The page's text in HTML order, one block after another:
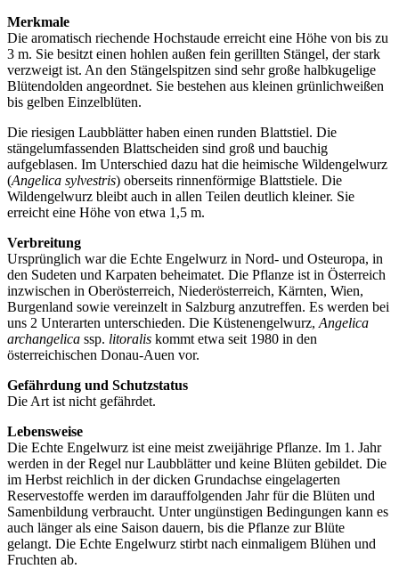
Merkmale
Die aromatisch riechende Hochstaude erreicht eine Höhe von bis zu
3 m. Sie besitzt einen hohlen außen fein gerillten Stängel, der stark
verzweigt ist. An den Stängelspitzen sind sehr große halbkugelige
Blütendolden angeordnet. Sie bestehen aus kleinen grünlichweißen
bis gelben Einzelblüten.
Die riesigen Laubblätter haben einen runden Blattstiel. Die
stängelumfassenden Blattscheiden sind groß und bauchig
aufgeblasen. Im Unterschied dazu hat die heimische Wildengelwurz
(Angelica sylvestris) oberseits rinnenförmige Blattstiele. Die
Wildengelwurz bleibt auch in allen Teilen deutlich kleiner. Sie
erreicht eine Höhe von etwa 1,5 m.
Verbreitung
Ursprünglich war die Echte Engelwurz in Nord- und Osteuropa, in
den Sudeten und Karpaten beheimatet. Die Pflanze ist in Österreich
inzwischen in Oberösterreich, Niederösterreich, Kärnten, Wien,
Burgenland sowie vereinzelt in Salzburg anzutreffen. Es werden bei
uns 2 Unterarten unterschieden. Die Küstenengelwurz, Angelica
archangelica ssp. litoralis kommt etwa seit 1980 in den
österreichischen Donau-Auen vor.
Gefährdung und Schutzstatus
Die Art ist nicht gefährdet.
Lebensweise
Die Echte Engelwurz ist eine meist zweijährige Pflanze. Im 1. Jahr
werden in der Regel nur Laubblätter und keine Blüten gebildet. Die
im Herbst reichlich in der dicken Grundachse eingelagerten
Reservestoffe werden im darauffolgenden Jahr für die Blüten und
Samenbildung verbraucht. Unter ungünstigen Bedingungen kann es
auch länger als eine Saison dauern, bis die Pflanze zur Blüte
gelangt. Die Echte Engelwurz stirbt nach einmaligem Blühen und
Fruchten ab.